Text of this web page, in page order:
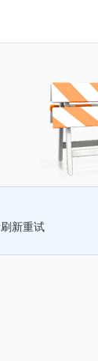
新重试